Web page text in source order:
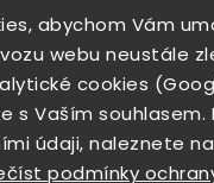
abychom Vám
webu neustále
cookies
s Vaším
údaji, naleznete na
podmínky
ochrany osobních
Copyright 2026